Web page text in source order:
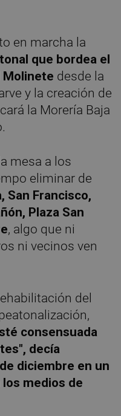
en marcha la
que bordea el
Molinete desde la
y la creación de
la Morería Baja
mesa a los
eliminar de
San Francisco,
Plaza San
, algo que ni
ni vecinos ven
del
consensuada
decía
diciembre en un
medios de